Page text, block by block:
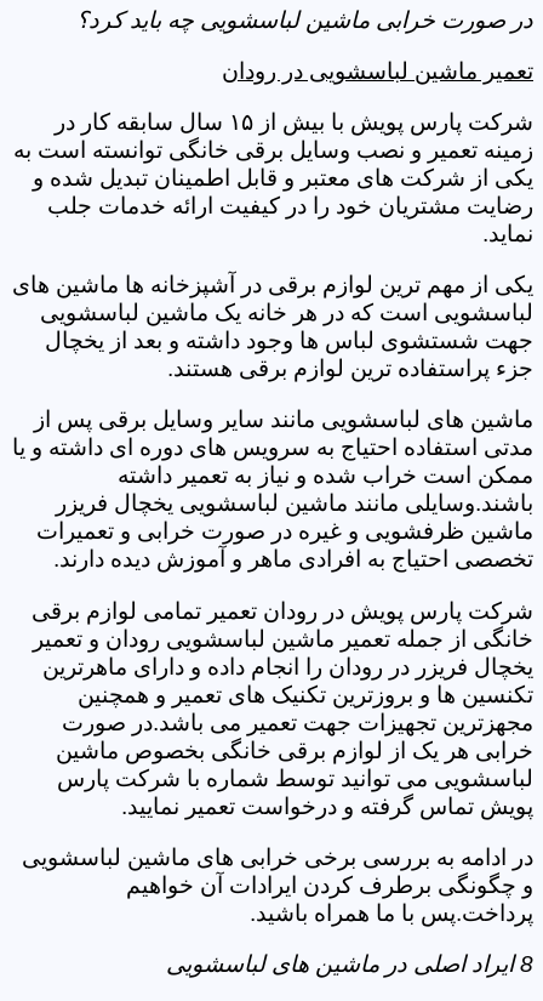
در صورت خرابی ماشین لباسشویی چه باید کرد؟
تعمیر ماشین لباسشویی در رودان
شرکت پارس پویش با بیش از ۱۵ سال سابقه کار در
زمینه تعمیر و نصب وسایل برقی خانگی توانسته است به
یکی از شرکت های معتبر و قابل اطمینان تبدیل شده و
رضایت مشتریان خود را در کیفیت ارائه خدمات جلب
نماید.
یکی از مهم ترین لوازم برقی در آشپزخانه ها ماشین های
لباسشویی است که در هر خانه یک ماشین لباسشویی
جهت شستشوی لباس ها وجود داشته و بعد از یخچال
جزء پراستفاده ترین لوازم برقی هستند.
ماشین های لباسشویی مانند سایر وسایل برقی پس از
مدتی استفاده احتیاج به سرویس های دوره ای داشته و یا
ممکن است خراب شده و نیاز به تعمیر داشته
باشند.وسایلی مانند ماشین لباسشویی یخچال فریزر
ماشین ظرفشویی و غیره در صورت خرابی و تعمیرات
تخصصی احتیاج به افرادی ماهر و آموزش دیده دارند.
شرکت پارس پویش در رودان تعمیر تمامی لوازم برقی
خانگی از جمله تعمیر ماشین لباسشویی رودان و تعمیر
یخچال فریزر در رودان را انجام داده و دارای ماهرترین
تکنسین ها و بروزترین تکنیک های تعمیر و همچنین
مجهزترین تجهیزات جهت تعمیر می باشد.در صورت
خرابی هر یک از لوازم برقی خانگی بخصوص ماشین
لباسشویی می توانید توسط شماره با شرکت پارس
پویش تماس گرفته و درخواست تعمیر نمایید.
در ادامه به بررسی برخی خرابی های ماشین لباسشویی
و چگونگی برطرف کردن ایرادات آن خواهیم
پرداخت.پس با ما همراه باشید.
8 ایراد اصلی در ماشین های لباسشویی